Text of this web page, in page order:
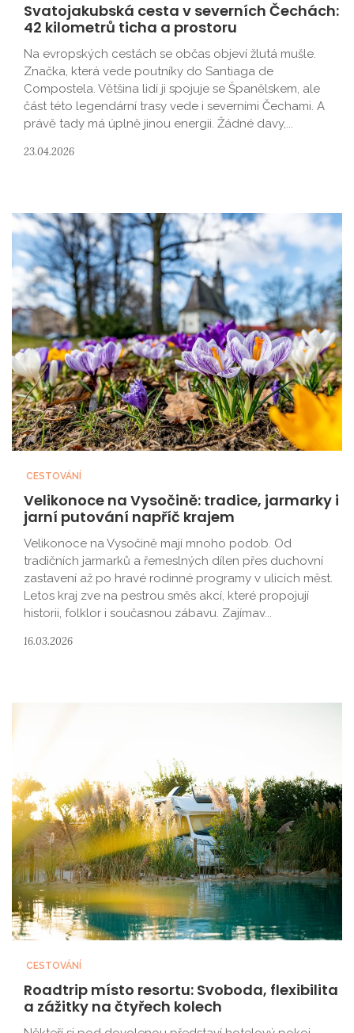
Svatojakubská cesta v severních Čechách:
42 kilometrů ticha a prostoru
Na evropských cestách se občas objeví žlutá mušle.
Značka, která vede poutníky do Santiaga de
Compostela. Většina lidí ji spojuje se Španělskem, ale
část této legendární trasy vede i severními Čechami. A
právě tady má úplně jinou energii. Žádné davy,...
23.04.2026
CESTOVÁNÍ
Velikonoce na Vysočině: tradice, jarmarky i
jarní putování napříč krajem
Velikonoce na Vysočině mají mnoho podob. Od
tradičních jarmarků a řemeslných dílen přes duchovní
zastavení až po hravé rodinné programy v ulicích měst.
Letos kraj zve na pestrou směs akcí, které propojují
historii, folklor i současnou zábavu. Zajímav...
16.03.2026
CESTOVÁNÍ
Roadtrip místo resortu: Svoboda, flexibilita
a zážitky na čtyřech kolech